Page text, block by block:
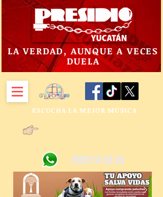
LA VERDAD, AUNQUE A VECES
DUELA
ESCUCHA LA MEJOR MÚSICA
9992 14 24 24